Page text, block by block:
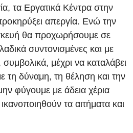
τα Εργατικά Κέντρα στην
απεργία. Ενώ την
θα προχωρήσουμε σε
συντονισμένες και με
μέχρι να καταλάβει
τη δύναμη, τη θέληση και την
φύγουμε με άδεια χέρια
τα αιτήματα και